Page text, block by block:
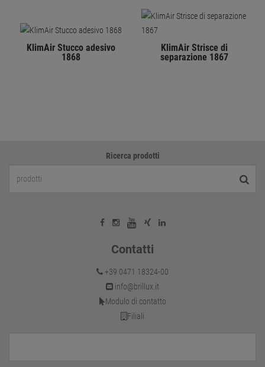
KlimAir Stucco adesivo
1868
KlimAir Strisce di
separazione 1867
Ricerca prodotti
Contatti
+39 0471 18324-00
info@brillux.it
Modulo di contatto
Filiali